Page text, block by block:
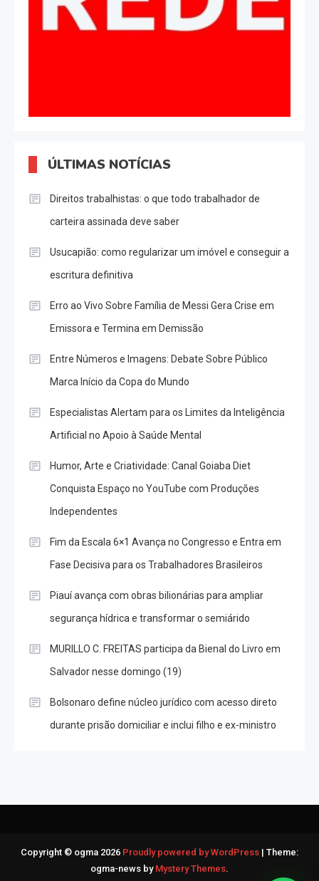
ÚLTIMAS NOTÍCIAS
Direitos trabalhistas: o que todo trabalhador de
carteira assinada deve saber
Usucapião: como regularizar um imóvel e conseguir a
escritura definitiva
Erro ao Vivo Sobre Família de Messi Gera Crise em
Emissora e Termina em Demissão
Entre Números e Imagens: Debate Sobre Público
Marca Início da Copa do Mundo
Especialistas Alertam para os Limites da Inteligência
Artificial no Apoio à Saúde Mental
Humor, Arte e Criatividade: Canal Goiaba Diet
Conquista Espaço no YouTube com Produções
Independentes
Fim da Escala 6×1 Avança no Congresso e Entra em
Fase Decisiva para os Trabalhadores Brasileiros
Piauí avança com obras bilionárias para ampliar
segurança hídrica e transformar o semiárido
MURILLO C. FREITAS participa da Bienal do Livro em
Salvador nesse domingo (19)
Bolsonaro define núcleo jurídico com acesso direto
durante prisão domiciliar e inclui filho e ex-ministro
Copyright © ogma 2026 Proudly powered by WordPress | Theme:
ogma-news by Mystery Themes.